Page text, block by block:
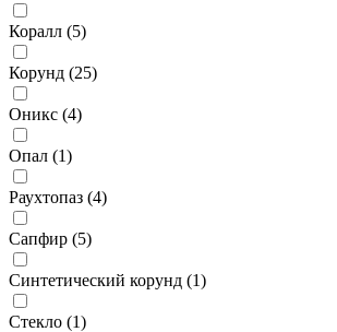
Коралл (5)
Корунд (25)
Оникс (4)
Опал (1)
Раухтопаз (4)
Сапфир (5)
Синтетический корунд (1)
Стекло (1)